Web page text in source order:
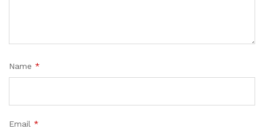
Name *
Email *